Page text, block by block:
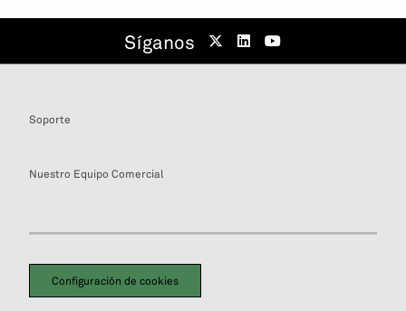
Síganos
Soporte
Nuestro Equipo Comercial
Configuración de cookies